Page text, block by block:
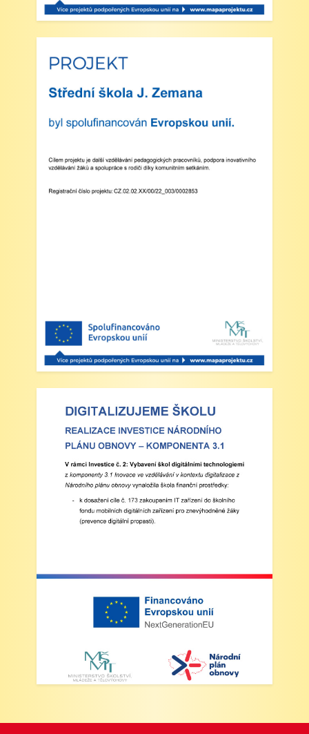
Zveřejněno: 20.5.2025
Výlet do ZOO Dvůr Králové n/L
Zveřejněno: 16.5.2025
plavecká výuka, V., VI. a VII.třída
Třídní schůzky dne 8. 4. 2025 od 13 - 16